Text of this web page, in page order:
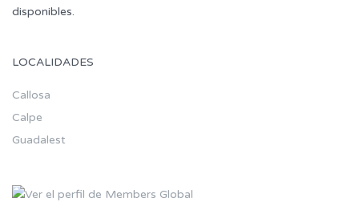
disponibles.
LOCALIDADES
Callosa
Calpe
Guadalest